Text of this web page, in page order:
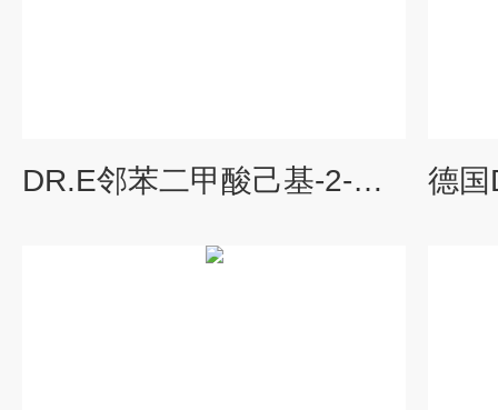
DR.E邻苯二甲酸己基-2-乙基己基酯标准品（C16178500）